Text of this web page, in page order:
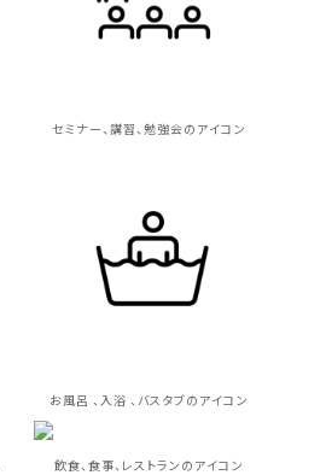
セミナー、講習、勉強会のアイコン
お風呂 、入浴 、バスタブのアイコン
飲食、食事、レストランのアイコン